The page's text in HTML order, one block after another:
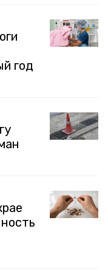
год